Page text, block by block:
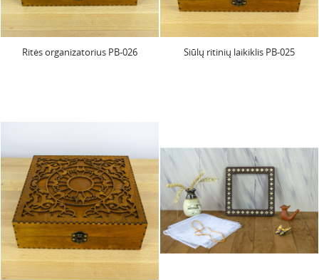
Ritės organizatorius PB-026 Siūlų ritinių laikiklis PB-025